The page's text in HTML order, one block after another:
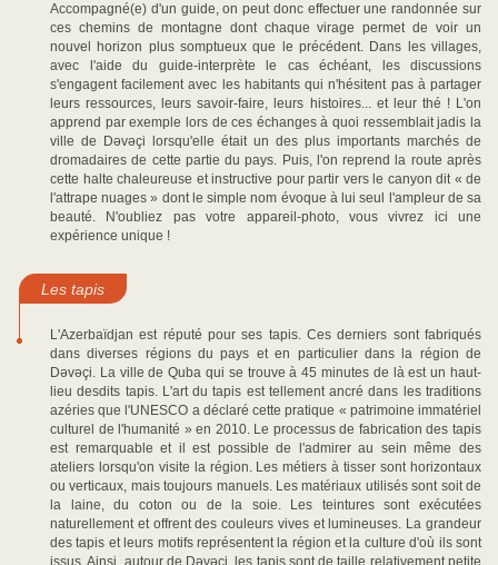
Accompagné(e) d'un guide, on peut donc effectuer une randonnée sur
ces chemins de montagne dont chaque virage permet de voir un
nouvel horizon plus somptueux que le précédent. Dans les villages,
avec l'aide du guide-interprète le cas échéant, les discussions
s'engagent facilement avec les habitants qui n'hésitent pas à partager
leurs ressources, leurs savoir-faire, leurs histoires... et leur thé ! L'on
apprend par exemple lors de ces échanges à quoi ressemblait jadis la
ville de Dəvəçi lorsqu'elle était un des plus importants marchés de
dromadaires de cette partie du pays. Puis, l'on reprend la route après
cette halte chaleureuse et instructive pour partir vers le canyon dit « de
l'attrape nuages » dont le simple nom évoque à lui seul l'ampleur de sa
beauté. N'oubliez pas votre appareil-photo, vous vivrez ici une
expérience unique !
Les tapis
L'Azerbaïdjan est réputé pour ses tapis. Ces derniers sont fabriqués
dans diverses régions du pays et en particulier dans la région de
Dəvəçi. La ville de Quba qui se trouve à 45 minutes de là est un haut-
lieu desdits tapis. L'art du tapis est tellement ancré dans les traditions
azéries que l'UNESCO a déclaré cette pratique « patrimoine immatériel
culturel de l'humanité » en 2010. Le processus de fabrication des tapis
est remarquable et il est possible de l'admirer au sein même des
ateliers lorsqu'on visite la région. Les métiers à tisser sont horizontaux
ou verticaux, mais toujours manuels. Les matériaux utilisés sont soit de
la laine, du coton ou de la soie. Les teintures sont exécutées
naturellement et offrent des couleurs vives et lumineuses. La grandeur
des tapis et leurs motifs représentent la région et la culture d'où ils sont
issus. Ainsi, autour de Dəvəçi, les tapis sont de taille relativement petite